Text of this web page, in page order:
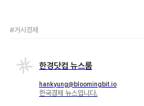
#거시경제
한경닷컴 뉴스룸
hankyung@bloomingbit.io
한국경제 뉴스입니다.